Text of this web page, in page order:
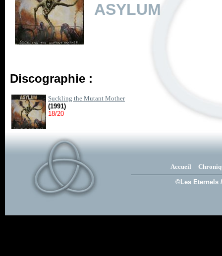
ASYLUM
Discographie :
Suckling the Mutant Mother
(1991)
18/20
Accueil
©Les Eternels